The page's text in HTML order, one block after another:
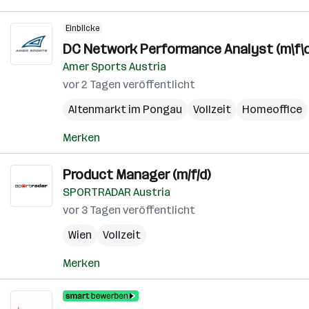
Einblicke
DC Network Performance Analyst
Amer Sports Austria
vor 2 Tagen veröffentlicht
Altenmarkt im Pongau
Vollzeit Homeoffice
Merken
Product Manager (m/f/d)
SPORTRADAR Austria
vor 3 Tagen veröffentlicht
Wien
Vollzeit
Merken